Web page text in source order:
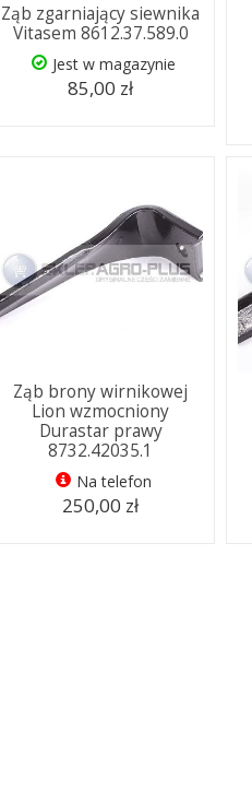
Ząb zgarniający siewnika
Vitasem 8612.37.589.0
Jest w magazynie
85,00 zł
Ząb brony wirnikowej
Lion wzmocniony
Durastar prawy
8732.42035.1
Na telefon
250,00 zł